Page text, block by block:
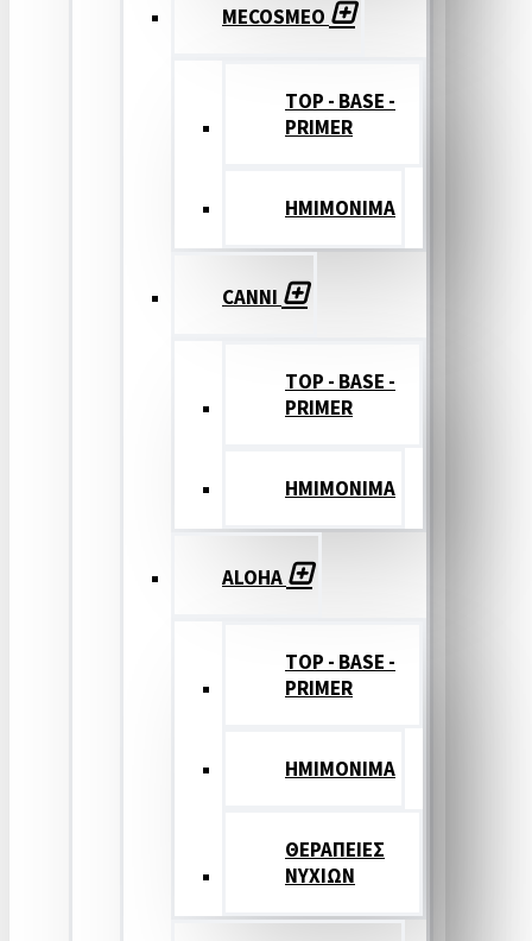
MECOSMEO
TOP - BASE -
PRIMER
ΗΜΙΜΟΝΙΜΑ
CANNI
TOP - BASE -
PRIMER
ΗΜΙΜΟΝΙΜΑ
ALOHA
TOP - BASE -
PRIMER
ΗΜΙΜΟΝΙΜΑ
ΘΕΡΑΠΕΙΕΣ
ΝΥΧΙΩΝ